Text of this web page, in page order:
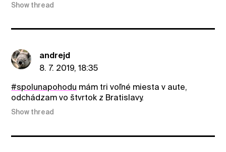
Show thread
andrejd
8. 7. 2019, 18:35
#spolunapohodu mám tri voľné miesta v aute,
odchádzam vo štvrtok z Bratislavy.
Show thread